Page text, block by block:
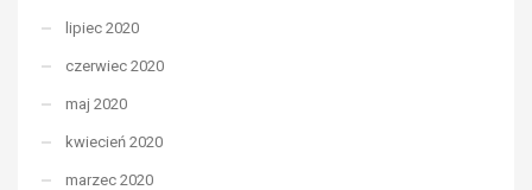
lipiec 2020
czerwiec 2020
maj 2020
kwiecień 2020
marzec 2020